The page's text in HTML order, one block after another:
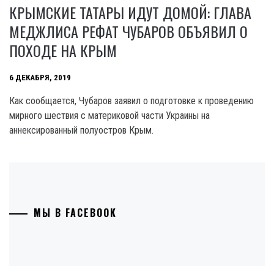
КРЫМСКИЕ ТАТАРЫ ИДУТ ДОМОЙ: ГЛАВА
МЕДЖЛИСА РЕФАТ ЧУБАРОВ ОБЪЯВИЛ О
ПОХОДЕ НА КРЫМ
6 ДЕКАБРЯ, 2019
Как сообщается, Чубаров заявил о подготовке к проведению
мирного шествия с материковой части Украины на
аннексированный полуостров Крым.
МЫ В FACEBOOK